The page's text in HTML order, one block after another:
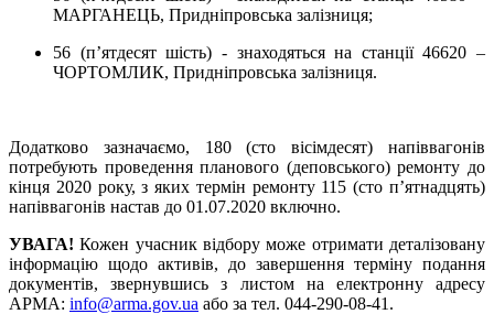
МАРГАНЕЦЬ, Придніпровська залізниця;
56 (п’ятдесят шість) - знаходяться на станції 46620 –
ЧОРТОМЛИК, Придніпровська залізниця.
Додатково зазначаємо, 180 (сто вісімдесят) напіввагонів
потребують проведення планового (деповського) ремонту до
кінця 2020 року, з яких термін ремонту 115 (сто п’ятнадцять)
напіввагонів настав до 01.07.2020 включно.
УВАГА! Кожен учасник відбору може отримати деталізовану
інформацію щодо активів, до завершення терміну подання
документів, звернувшись з листом на електронну адресу
АРМА: info@arma.gov.ua або за тел. 044-290-08-41.